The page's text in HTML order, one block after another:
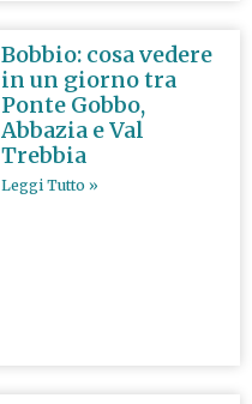
Bobbio: cosa vedere
in un giorno tra
Ponte Gobbo,
Abbazia e Val
Trebbia
Leggi Tutto »